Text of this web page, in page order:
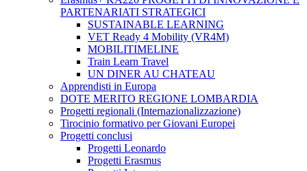
PARTENARIATI STRATEGICI
SUSTAINABLE LEARNING
VET Ready 4 Mobility (VR4M)
MOBILITIMELINE
Train Learn Travel
UN DINER AU CHATEAU
Apprendisti in Europa
DOTE MERITO REGIONE LOMBARDIA
Progetti regionali (Internazionalizzazione)
Tirocinio formativo per Giovani Europei
Progetti conclusi
Progetti Leonardo
Progetti Erasmus